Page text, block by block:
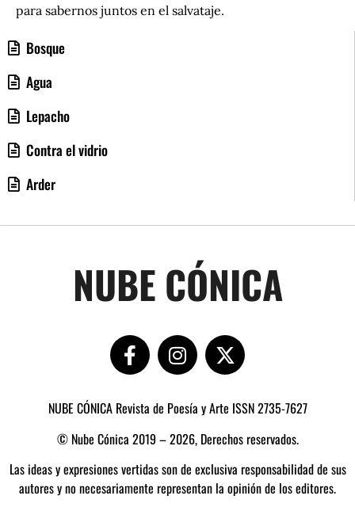
Bosque
Agua
Lepacho
Contra el vidrio
Arder
para sabernos juntos en el salvataje.
NUBE CÓNICA
NUBE CÓNICA Revista de Poesía y Arte ISSN 2735-7627
© Nube Cónica 2019 – 2026, Derechos reservados.
Las ideas y expresiones vertidas son de exclusiva responsabilidad de sus
autores y no necesariamente representan la opinión de los editores.